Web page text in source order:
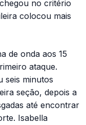
no critério
colocou mais
de onda aos 15
ataque.
seis minutos
seção, depois a
até encontrar
Isabella